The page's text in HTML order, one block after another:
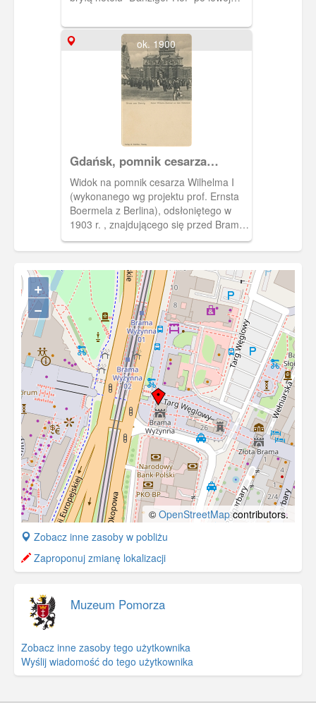
widoczna Wieża Więzienna.
ok. 1900
Gdańsk, pomnik cesarza
Wilhelma I przed Bramą
Wyżynną, Danzig Kaiser
Wilhelm - Denkmal vor dem
Hohentor
Widok na pomnik cesarza Wilhelma I
(wykonanego wg projektu prof. Ernsta
Boermela z Berlina), odsłoniętego w
1903 r. , znajdującego się przed Bramą
Wyżynną.
+
−
© OpenStreetMapcontributors.
+
−
Zobacz inne zasoby w pobliżu
Zaproponuj zmianę lokalizacji
Muzeum Pomorza
Zobacz inne zasoby tego użytkownika
Wyślij wiadomość do tego użytkownika